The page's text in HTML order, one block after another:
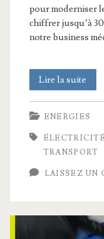
pour moderniser
chiffrer jusqu’à
notre business
Lire la suite
des
ENERGIES
TRANSPORT
LAISSEZ UN